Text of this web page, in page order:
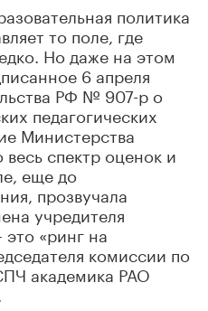
политика
то поле, где
Но даже на этом
6 апреля
РФ № 907-р о
педагогических
Министерства
спектр оценок и
еще до
прозвучала
учредителя
это «ринг на
комиссии по
академика РАО